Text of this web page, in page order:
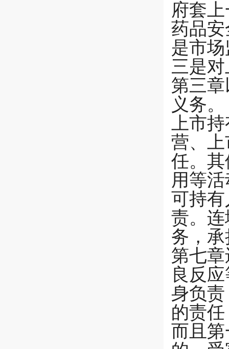
府套
药品
是市
三是
第三
义务。
上市
营、
任。
用等
可持
责。
务，
第七
良反
身负
的责
而且